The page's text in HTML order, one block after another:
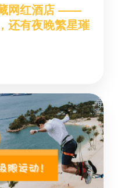
藏网红酒店 ——
还有夜晚繁星璀